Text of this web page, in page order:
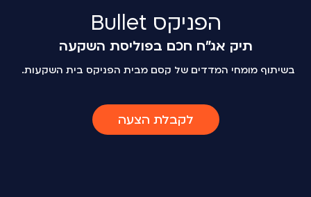
הפניקס Bullet
תיק אג"ח חכם בפוליסת השקעה
בשיתוף מומחי המדדים של קסם מבית הפניקס בית השקעות.
לקבלת הצעה